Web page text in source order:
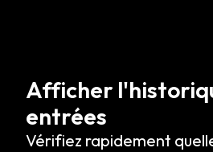
Afficher
entrées
Vérifiez rapidement